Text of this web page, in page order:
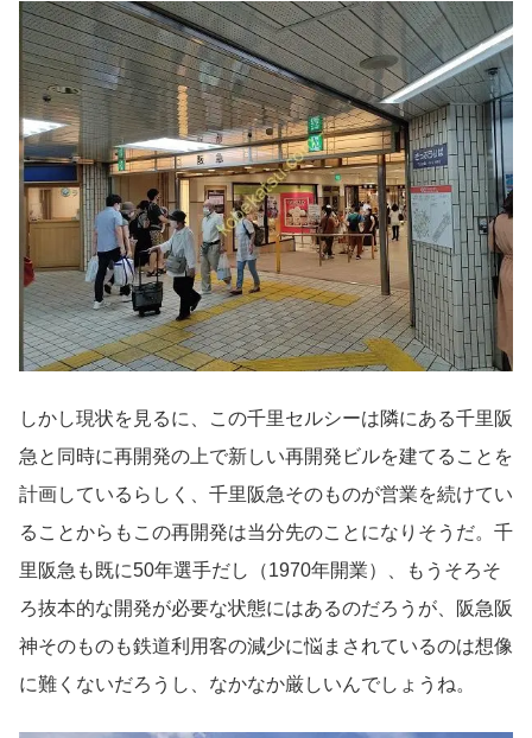
しかし現状を見るに、この千里セルシーは隣にある千里阪
急と同時に再開発の上で新しい再開発ビルを建てることを
計画しているらしく、千里阪急そのものが営業を続けてい
ることからもこの再開発は当分先のことになりそうだ。千
里阪急も既に50年選手だし（1970年開業）、もうそろそ
ろ抜本的な開発が必要な状態にはあるのだろうが、阪急阪
神そのものも鉄道利用客の減少に悩まされているのは想像
に難くないだろうし、なかなか厳しいんでしょうね。